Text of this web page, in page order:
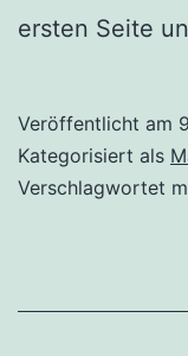
ersten Seite
Veröffentlicht am
Kategorisiert als
Verschlagwortet